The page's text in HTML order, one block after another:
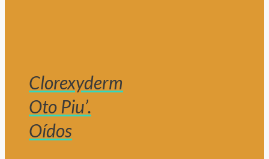
Clorexyderm
Oto Piu’.
Oídos